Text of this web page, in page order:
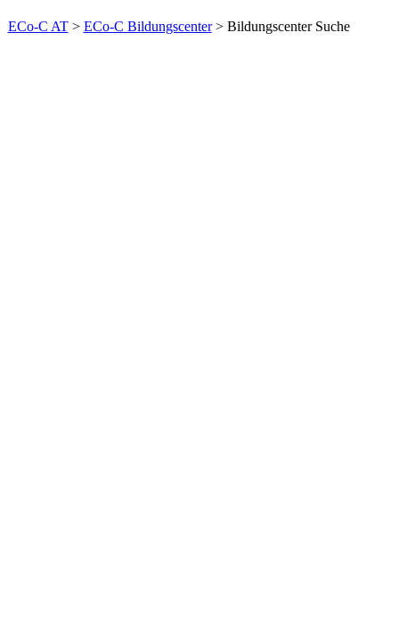
ECo-C AT> ECo-C Bildungscenter> Bildungscenter Suche